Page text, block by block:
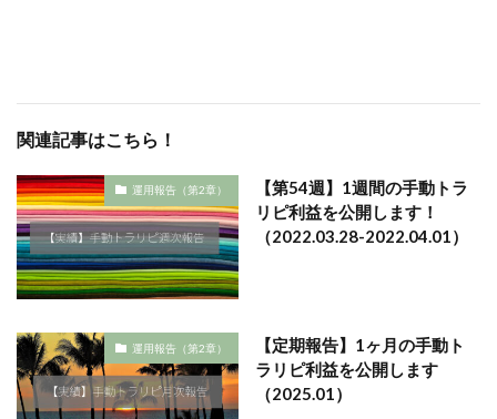
関連記事はこちら！
運用報告（第2章）
【第54週】1週間の手動トラ
リピ利益を公開します！
（2022.03.28-2022.04.01）
運用報告（第2章）
【定期報告】1ヶ月の手動ト
ラリピ利益を公開します
（2025.01）